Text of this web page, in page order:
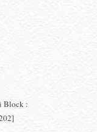
Block :